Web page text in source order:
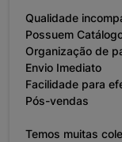
Qualidade
Possuem
Organização de
Envio Imediato
Facilidade para
Pós-vendas
Temos muitas